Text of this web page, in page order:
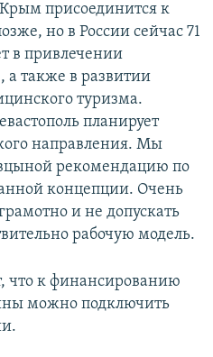
присоединится к
но в России сейчас 71
в привлечении
а также в развитии
туризма.
планирует
направления. Мы
рекомендацию по
концепции. Очень
и не допускать
рабочую модель.
что к финансированию
можно подключить